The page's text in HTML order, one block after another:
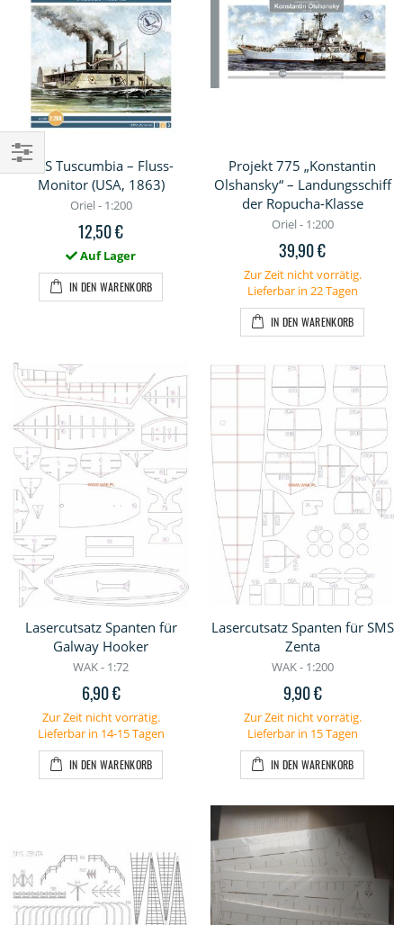
USS Tuscumbia – Fluss-
Monitor (USA, 1863)
Oriel - 1:200
12,50 €
Auf Lager
IN DEN WARENKORB
Projekt 775 „Konstantin
Olshansky“ – Landungsschiff
der Ropucha-Klasse
Oriel - 1:200
39,90 €
Zur Zeit nicht vorrätig.
Lieferbar in 22 Tagen
IN DEN WARENKORB
Lasercutsatz Spanten für
Galway Hooker
WAK - 1:72
6,90 €
Zur Zeit nicht vorrätig.
Lieferbar in 14-15 Tagen
IN DEN WARENKORB
Lasercutsatz Spanten für SMS
Zenta
WAK - 1:200
9,90 €
Zur Zeit nicht vorrätig.
Lieferbar in 15 Tagen
IN DEN WARENKORB
Einkaufsoptionen